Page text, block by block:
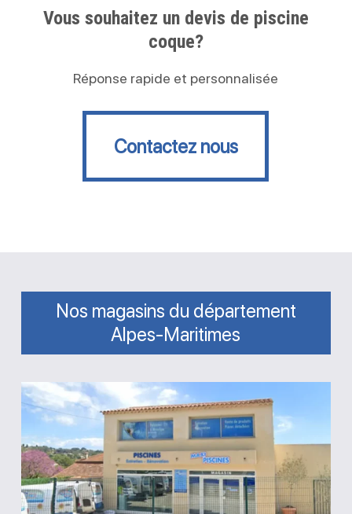
Vous souhaitez un devis de piscine
coque?
Réponse rapide et personnalisée
Contactez nous
Contactez nous
Nos magasins du département
Alpes-Maritimes
Magasin
Maxi
Piscines
La-
Colle-